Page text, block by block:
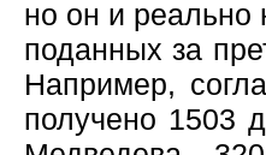
но он и
поданных за
Например,
получено 1503